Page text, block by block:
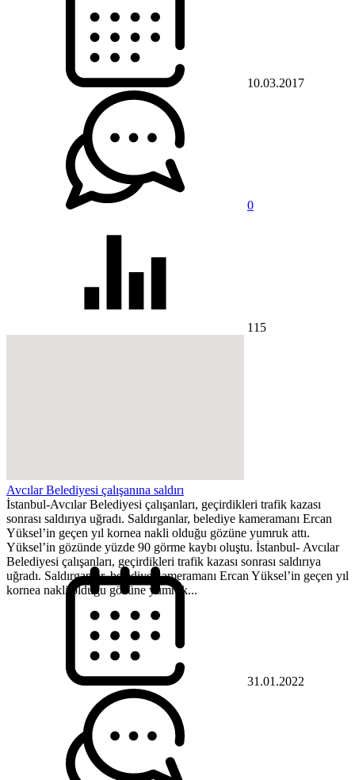
10.03.2017
0
115
Avcılar Belediyesi çalışanına saldırı
İstanbul-Avcılar Belediyesi çalışanları, geçirdikleri trafik kazası
sonrası saldırıya uğradı. Saldırganlar, belediye kameramanı Ercan
Yüksel’in geçen yıl kornea nakli olduğu gözüne yumruk attı.
Yüksel’in gözünde yüzde 90 görme kaybı oluştu. İstanbul- Avcılar
Belediyesi çalışanları, geçirdikleri trafik kazası sonrası saldırıya
uğradı. Saldırganlar, belediye kameramanı Ercan Yüksel’in geçen yıl
kornea nakli olduğu gözüne yumruk...
31.01.2022